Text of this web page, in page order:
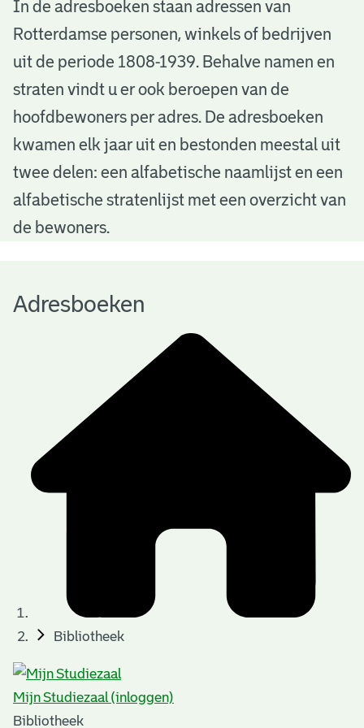
A
d
e
b
o
e
e
In de adresboeken staan adressen van
Rotterdamse personen, winkels of bedrijven
uit de periode 1808-1939. Behalve namen en
straten vindt u er ook beroepen van de
hoofdbewoners per adres. De adresboeken
kwamen elk jaar uit en bestonden meestal uit
twee delen: een alfabetische naamlijst en een
alfabetische stratenlijst met een overzicht van
de bewoners.
Adresboeken
Bibliotheek
Mijn Studiezaal (inloggen)
Bibliotheek